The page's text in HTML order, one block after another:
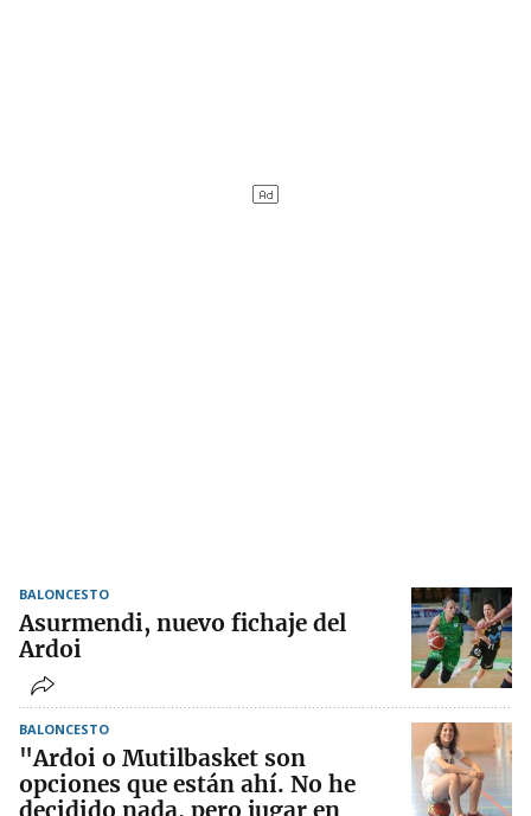
BALONCESTO
Asurmendi, nuevo fichaje del
Ardoi
BALONCESTO
"Ardoi o Mutilbasket son
opciones que están ahí. No he
decidido nada, pero jugar en